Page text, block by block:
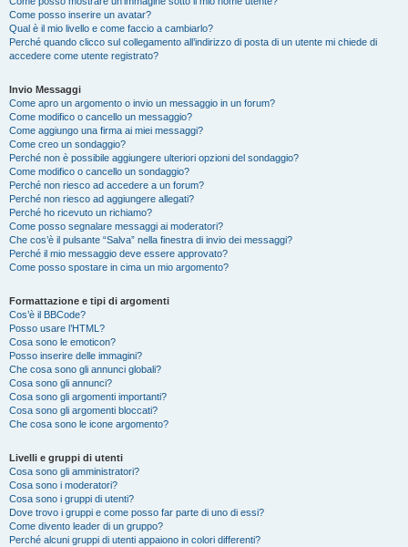
Come posso inserire un avatar?
Qual è il mio livello e come faccio a cambiarlo?
Perché quando clicco sul collegamento all’indirizzo di posta di un utente mi chiede di
accedere come utente registrato?
Invio Messaggi
Come apro un argomento o invio un messaggio in un forum?
Come modifico o cancello un messaggio?
Come aggiungo una firma ai miei messaggi?
Come creo un sondaggio?
Perché non è possibile aggiungere ulteriori opzioni del sondaggio?
Come modifico o cancello un sondaggio?
Perché non riesco ad accedere a un forum?
Perché non riesco ad aggiungere allegati?
Perché ho ricevuto un richiamo?
Come posso segnalare messaggi ai moderatori?
Che cos’è il pulsante “Salva” nella finestra di invio dei messaggi?
Perché il mio messaggio deve essere approvato?
Come posso spostare in cima un mio argomento?
Formattazione e tipi di argomenti
Cos’è il BBCode?
Posso usare l’HTML?
Cosa sono le emoticon?
Posso inserire delle immagini?
Che cosa sono gli annunci globali?
Cosa sono gli annunci?
Cosa sono gli argomenti importanti?
Cosa sono gli argomenti bloccati?
Che cosa sono le icone argomento?
Livelli e gruppi di utenti
Cosa sono gli amministratori?
Cosa sono i moderatori?
Cosa sono i gruppi di utenti?
Dove trovo i gruppi e come posso far parte di uno di essi?
Come divento leader di un gruppo?
Perché alcuni gruppi di utenti appaiono in colori differenti?